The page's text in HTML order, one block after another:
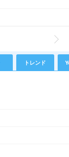
トレンド